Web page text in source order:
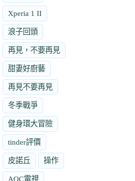
Xperia 1 II
浪子回頭
再見，不要再見
甜妻好廚藝
再見不要再見
冬季戰爭
健身環大冒險
tinder評價
皮諾丘 操作
AOC電視